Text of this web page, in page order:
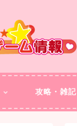
攻略・雑記